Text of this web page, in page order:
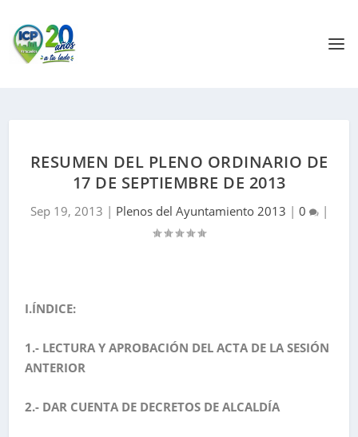
RESUMEN DEL PLENO ORDINARIO DE
17 DE SEPTIEMBRE DE 2013
Sep 19, 2013 | Plenos del Ayuntamiento 2013 | 0 |
I.ÍNDICE:
1.- LECTURA Y APROBACIÓN DEL ACTA DE LA SESIÓN
ANTERIOR
2.- DAR CUENTA DE DECRETOS DE ALCALDÍA